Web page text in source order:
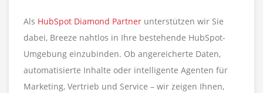
Als HubSpot Diamond Partner unterstützen wir Sie
dabei, Breeze nahtlos in Ihre bestehende HubSpot-
Umgebung einzubinden. Ob angereicherte Daten,
automatisierte Inhalte oder intelligente Agenten für
Marketing, Vertrieb und Service – wir zeigen Ihnen,